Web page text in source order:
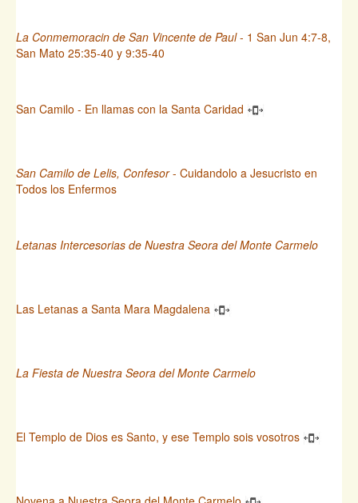
La Conmemoracin de San Vincente de Paul- 1 San Jun 4:7-8,
San Mato 25:35-40 y 9:35-40
San Camilo - En llamas con la Santa Caridad
San Camilo de Lelis, Confesor- Cuidandolo a Jesucristo en
Todos los Enfermos
Letanas Intercesorias de Nuestra Seora del Monte Carmelo
Las Letanas a Santa Mara Magdalena
La Fiesta de Nuestra Seora del Monte Carmelo
El Templo de Dios es Santo, y ese Templo sois vosotros